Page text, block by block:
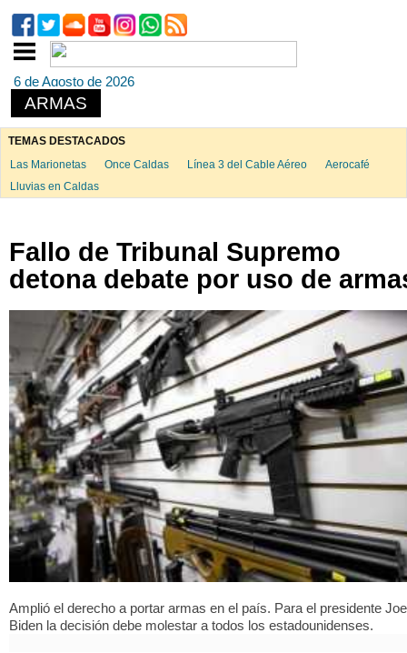
6 de Agosto de 2026
ARMAS
TEMAS DESTACADOS
Las Marionetas
Once Caldas Línea 3 del Cable Aéreo
Aerocafé
Lluvias en Caldas
Fallo de Tribunal Supremo
detona debate por uso de
Amplió el derecho a portar armas en el país. Para el presidente Joe
Biden la decisión debe molestar a todos los estadounidenses.